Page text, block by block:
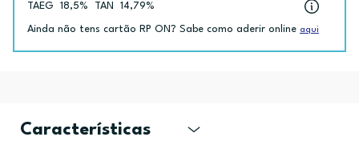
TAEG 18,5% TAN 14,79%
Ainda não tens cartão RP ON? Sabe como aderir online aqui
Características